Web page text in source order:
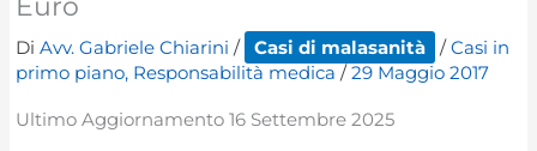
Euro
DiAvv. Gabriele Chiarini/ Casi di malasanità /Casi in
primo piano, Responsabilità medica /29 Maggio 2017
Ultimo Aggiornamento 16 Settembre 2025